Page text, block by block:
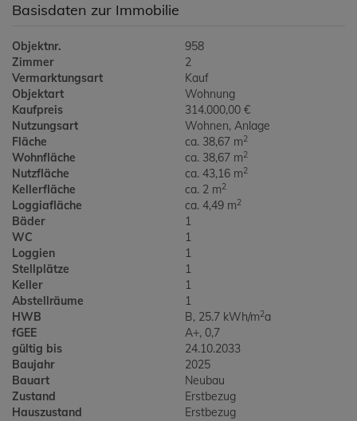
Basisdaten zur Immobilie
Objektnr.
958
Zimmer
2
Vermarktungsart
Kauf
Objektart
Wohnung
Kaufpreis
314.000,00 €
Nutzungsart
Wohnen Anlage
Fläche
ca. 38,67 m2
Wohnfläche ca. 38,67 m2
Nutzfläche ca. 43,16 m2
Kellerfläche ca. 2 m2
Loggiafläche ca. 4,49 m2
Bäder
1
WC
1
Loggien
1
Stellplätze
1
Keller
1
Abstellräume
1
HWB
B, 25.7 kWh/m2a
fGEE
A+, 0,7
gültig bis
24.10.2033
Baujahr
2025
Bauart
Neubau
Zustand
Erstbezug
Hauszustand
Erstbezug